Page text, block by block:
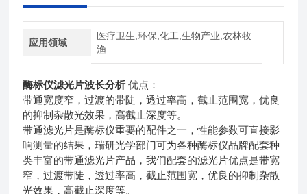
应用领域
医疗卫生,环保,化工,生物产业,农林牧
渔
酶标仪滤光片波长分析 优点：
带通宽度窄，过渡的带陡，透过率高，截止范围宽，优良
的抑制杂散光效果，高截止深度等。
带通滤光片是酶标仪重要的配件之一，性能参数可直接影
响测量的结果，瑞研光学部门可为各种酶标仪品牌配套种
类丰富的带通滤光片产品，我们配套的滤光片优点是带宽
窄，过渡带陡，透过率高，截止范围宽，优良的抑制杂散
光效果，高截止深度等。